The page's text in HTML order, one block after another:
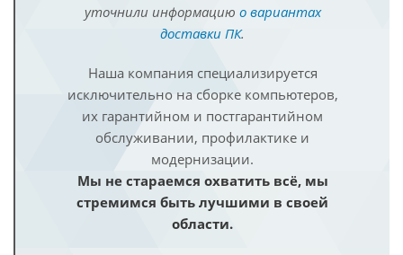
уточнили информацию о вариантах
доставки ПК.
Наша компания специализируется
исключительно на сборке компьютеров,
их гарантийном и постгарантийном
обслуживании, профилактике и
модернизации.
Мы не стараемся охватить всё, мы
стремимся быть лучшими в своей
области.